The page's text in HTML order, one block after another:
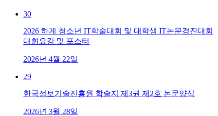
30
2026 하계 청소년 IT학술대회 및 대학생 IT논문경진대회
대회요강 및 포스터
2026년 4월 22일
29
한국정보기술진흥원 학술지 제3권 제2호 논문양식
2026년 3월 28일